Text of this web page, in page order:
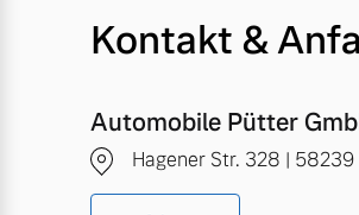
Kontakt &
Automobile Pütter
Hagener Str. 328 |